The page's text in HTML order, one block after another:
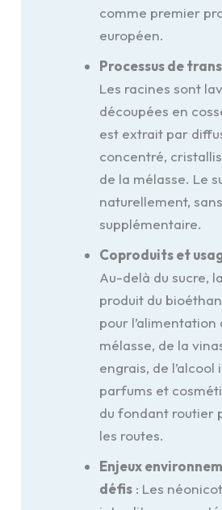
comme premier
européen.
Processus de
Les racines sont
découpées en
est extrait par
concentré,
de la mélasse. Le
naturellement,
supplémentaire.
Coproduits et
Au-delà du sucre,
produit du
pour l’alimentation
mélasse, de la
engrais, de
parfums et
du fondant routier
les routes.
Enjeux
défis: Les